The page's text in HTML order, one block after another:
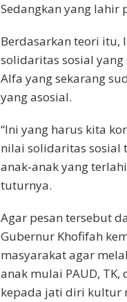
Sedangkan yang lahir
Berdasarkan teori itu,
solidaritas sosial
Alfa yang sekarang
yang asosial.
“Ini yang harus kita
nilai solidaritas sosial
anak-anak yang
tuturnya.
Agar pesan tersebut
Gubernur Khofifah
masyarakat agar
anak mulai PAUD,
kepada jati diri kultur